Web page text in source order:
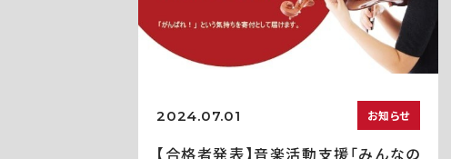
2024.07.01 お知らせ
【合格者発表】音楽活動支援「みんなの